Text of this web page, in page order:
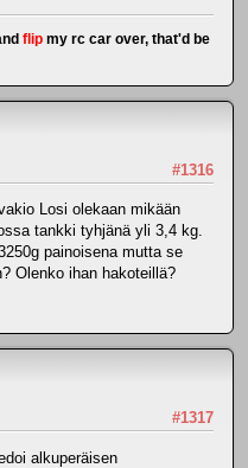
flip my rc car over, that'd be
#1316
Losi olekaan mikään
tankki tyhjänä yli 3,4 kg.
painoisena mutta se
Olenko ihan hakoteillä?
#1317
alkuperäisen